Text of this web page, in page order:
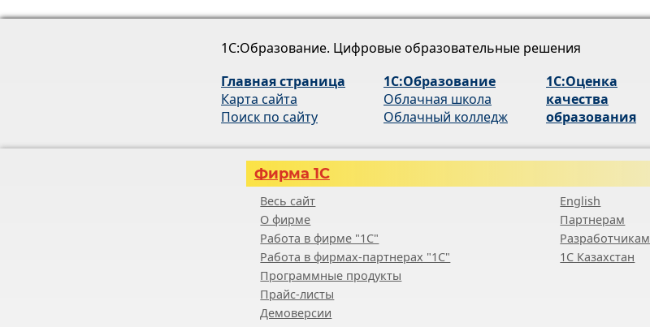
1С:Образование. Цифровые образовательные решения
Главная страница
Карта сайта
Поиск по сайту
1С:Образование
Облачная школа
Облачный колледж
1С:Оценка
качества
образования
Фирма 1С
Весь сайт
О фирме
Работа в фирме "1С"
Работа в фирмах-партнерах "1С"
Программные продукты
Прайс-листы
Демоверсии
English
Партнерам
Разработчикам
1С Казахстан